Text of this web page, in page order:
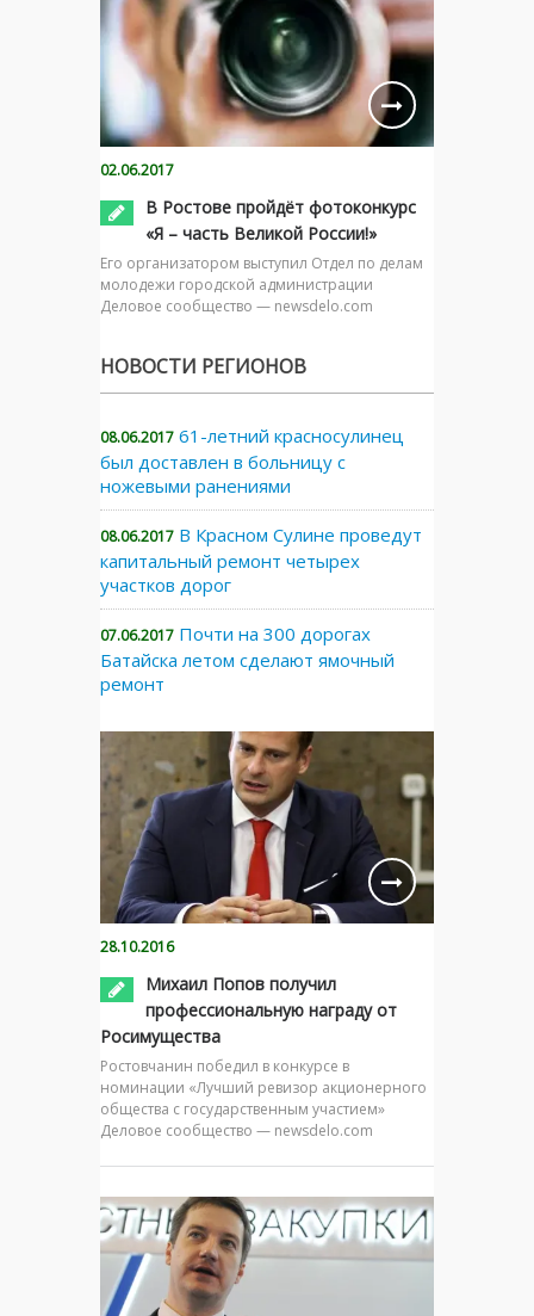
02.06.2017
В Ростове пройдёт фотоконкурс
«Я – часть Великой России!»
Его организатором выступил Отдел по делам
молодежи городской администрации
Деловое сообщество — newsdelo.com
НОВОСТИ РЕГИОНОВ
08.06.2017 61-летний красносулинец
был доставлен в больницу с
ножевыми ранениями
08.06.2017 В Красном Сулине проведут
капитальный ремонт четырех
участков дорог
07.06.2017 Почти на 300 дорогах
Батайска летом сделают ямочный
ремонт
28.10.2016
Михаил Попов получил
профессиональную награду от
Росимущества
Ростовчанин победил в конкурсе в
номинации «Лучший ревизор акционерного
общества с государственным участием»
Деловое сообщество — newsdelo.com